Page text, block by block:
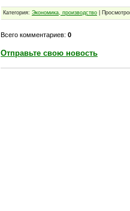
Категория: Экономика, производство |
Всего комментариев: 0
Отправьте свою новость